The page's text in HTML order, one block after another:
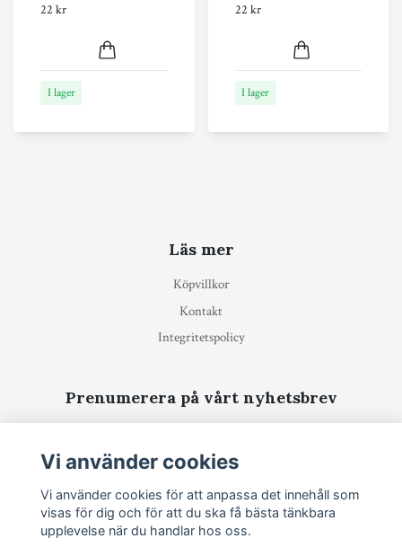
22 kr
I lager
22 kr
I lager
Läs mer
Köpvillkor
Kontakt
Integritetspolicy
Prenumerera på vårt nyhetsbrev
Vi använder cookies
Vi använder cookies för att anpassa det innehåll som
visas för dig och för att du ska få bästa tänkbara
upplevelse när du handlar hos oss.